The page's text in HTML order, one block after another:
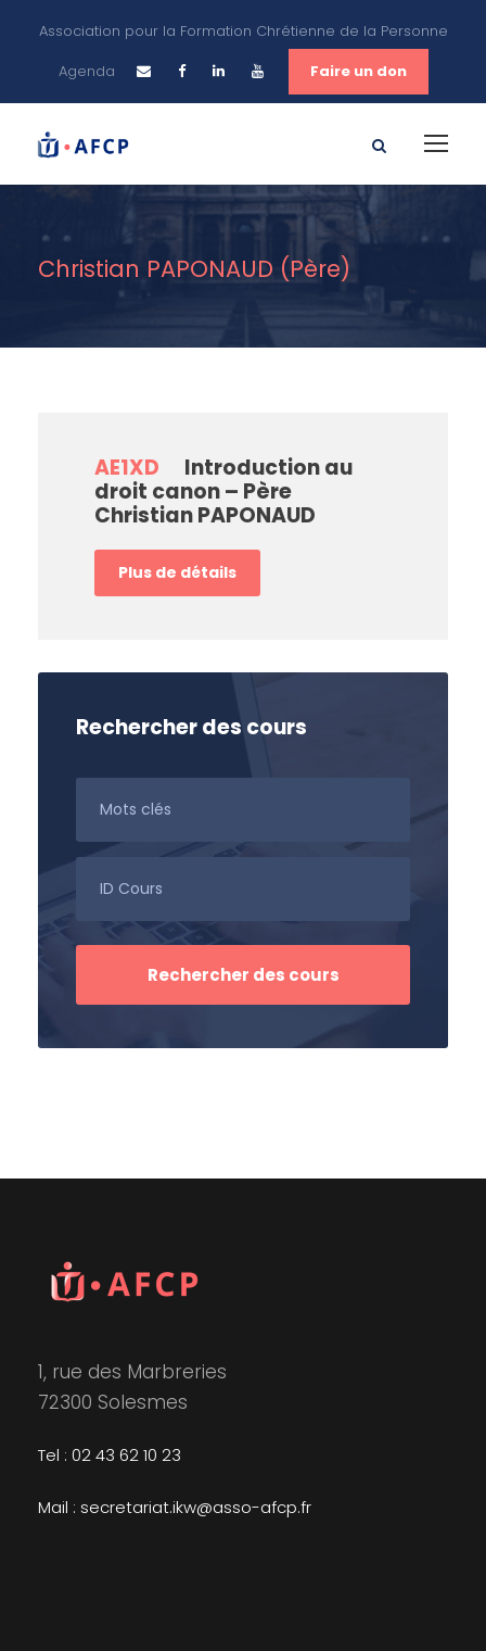
Association pour la Formation Chrétienne de la Personne
Agenda
Faire un don
Christian PAPONAUD (Père)
AE1XD
Introduction au
droit canon – Père
Christian PAPONAUD
Plus de détails
Rechercher des cours
1, rue des Marbreries
72300 Solesmes
Tel : 02 43 62 10 23
Mail : secretariat.ikw@asso-afcp.fr